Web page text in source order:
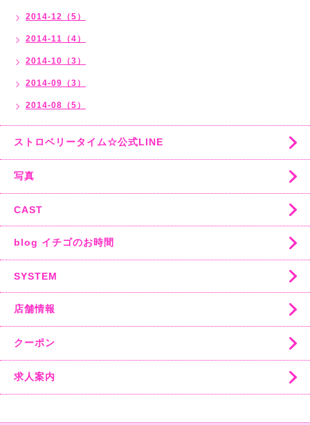
2014-12（5）
2014-11（4）
2014-10（3）
2014-09（3）
2014-08（5）
ストロベリータイム☆公式LINE
写真
CAST
blog イチゴのお時間
SYSTEM
店舗情報
クーポン
求人案内